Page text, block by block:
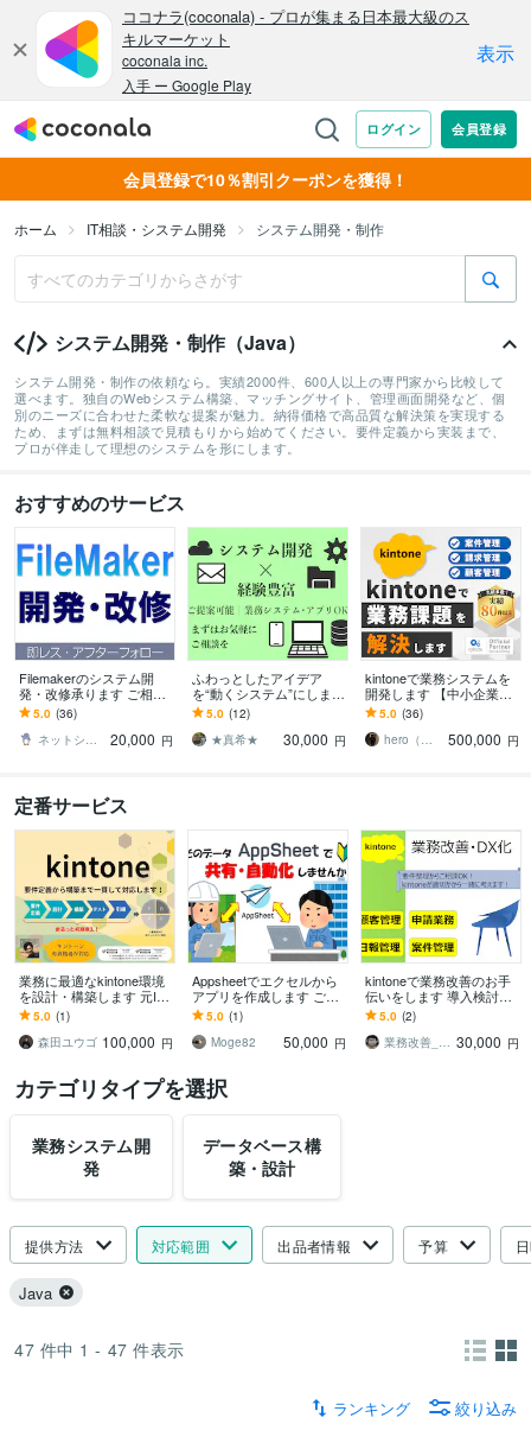
会員登録で10％割引クーポンを獲得！
ホーム IT相談・システム開発 システム開発・制作
システム開発・制作（Java）
システム開発・制作の依頼なら。実績2000件、600人以上の専門家から比較して
選べます。独自のWebシステム構築、マッチングサイト、管理画面開発など、個
別のニーズに合わせた柔軟な提案が魅力。納得価格で高品質な解決策を実現する
ため、まずは無料相談で見積もりから始めてください。要件定義から実装まで、
プロが伴走して理想のシステムを形にします。
おすすめのサービス
Filemakerのシステム開
発・改修承ります ご相談
は無料です！些細なこと
でもまずはお気軽にご連
絡下さい。
5.0 (36)
ネットショップエンジニア
20,000 円
ふわっとしたアイデア
を“動くシステム”にします
【相見積り可】【即日返
信】【安心保証あり】
5.0 (12)
★真希★
30,000 円
kintoneで業務システムを
開発します 【中小企業向
け】専用システムの構築
で社内DXをサポート
5.0 (36)
hero（ヒーロー）｜kintone
500,000 円
定番サービス
業務に最適なkintone環境
を設計・構築します 元IT
インフラエンジニアが運
用を見据えて初期構築し
ます。
5.0 (1)
森田ユウゴ 100,000 円
Appsheetでエクセルから
アプリを作成します ご希
望のデータ共有・自動化
アプリを作成します！
5.0 (1)
Moge82
50,000 円
kintoneで業務改善のお手
伝いをします 導入検討相
談から業務改善提案・ア
プリ作成まで対応しま
す！
5.0 (2)
業務改善_しほ 30,000 円
カテゴリタイプを選択
業務システム開
発
データベース構
築・設計
提供方法 対応範囲 出品者情報 予算
Java
47 件中 1 - 47 件表示
ランキング 絞り込み